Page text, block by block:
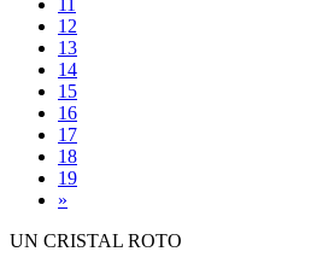
12
13
14
15
16
17
18
19
»
UN CRISTAL ROTO